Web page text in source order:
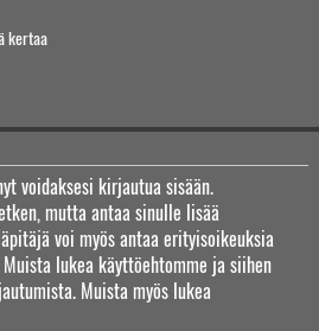
kertaa
voidaksesi kirjautua sisään.
mutta antaa sinulle lisää
voi myös antaa erityisoikeuksia
lukea käyttöehtomme ja siihen
Muista myös lukea